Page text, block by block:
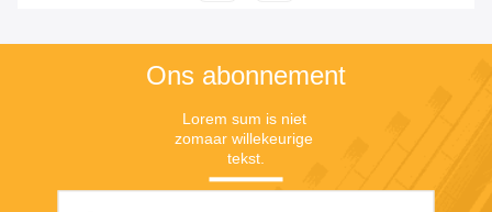
Ons abonnement
Lorem sum is niet
zomaar willekeurige
tekst.